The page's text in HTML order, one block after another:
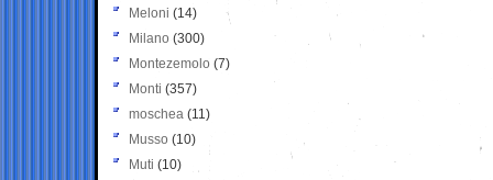
Meloni (14)
Milano (300)
Montezemolo (7)
Monti (357)
moschea (11)
Musso (10)
Muti (10)